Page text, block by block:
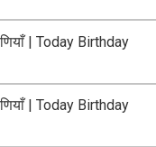
| Today Birthday
| Today Birthday